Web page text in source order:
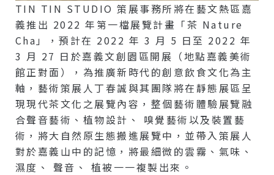
TIN TIN STUDIO 策展事務所將在藝文熱區嘉
義推出 2022 年第一檔展覽計畫「茶 Nature
Cha」，預計在 2022 年 3 月 5 日至 2022 年
3 月 27 日於嘉義文創園區開展（地點嘉義美術
館正對面），為推廣新時代的創意飲食文化為主
軸，藝術策展人丁春誠與其團隊將在靜態展區呈
現現代茶文化之展覽內容，整個藝術體驗展覽融
合聲音藝術、植物設計、 嗅覺藝術以及裝置藝
術，將大自然原生態搬進展覽中，並帶入策展人
對於嘉義山中的記憶，將最細微的雲霧、氣味、
濕度、 聲音、 植被一一複製出來。